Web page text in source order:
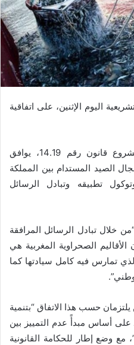
اليوم الإثنين، على اتفاقية
وصادق النواب بالإجماع على مشروع قانون رقم 14.19، يوافق
الصيد المستدام بين المملكة
تطبيقه وتبادل الرسائل
خلال تبادل الرسائل المرافقة
الأقاليم الصحراوية المغربية هي
تمارس فيه كامل سيادتها كما
حسب هذا الاتفاق “بتنمية
أساس مبدأً عدم التمييز بين
مع وضع إطار للحكامة القانونية